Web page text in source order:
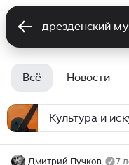
Всё Новости
Культура и
Дмитрий Пучков 7